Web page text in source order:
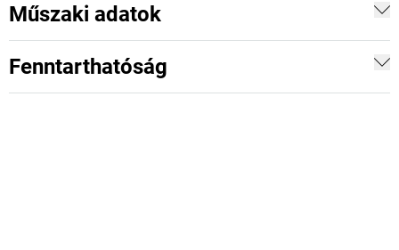
Műszaki adatok
Fenntarthatóság